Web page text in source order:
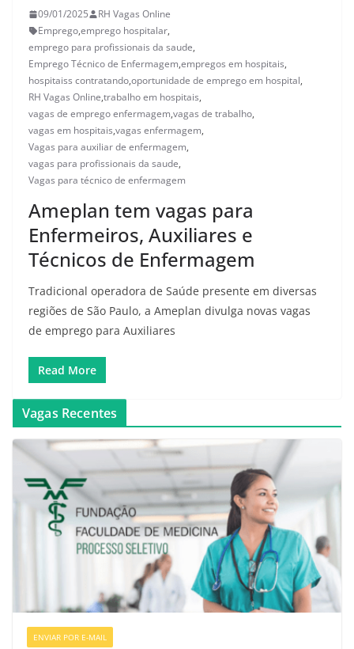
09/01/2025
RH Vagas Online
Emprego,emprego hospitalar,
emprego para profissionais da saude,
Emprego Técnico de Enfermagem,empregos em hospitais,
hospitaiss contratando,oportunidade de emprego em hospital,
RH Vagas Online,trabalho em hospitais,
vagas de emprego enfermagem,vagas de trabalho,
vagas em hospitais,vagas enfermagem,
Vagas para auxiliar de enfermagem,
vagas para profissionais da saude,
Vagas para técnico de enfermagem
Ameplan tem vagas para
Enfermeiros, Auxiliares e
Técnicos de Enfermagem
Tradicional operadora de Saúde presente em diversas
regiões de São Paulo, a Ameplan divulga novas vagas
de emprego para Auxiliares
Read More
Vagas Recentes
ENVIAR POR E-MAIL